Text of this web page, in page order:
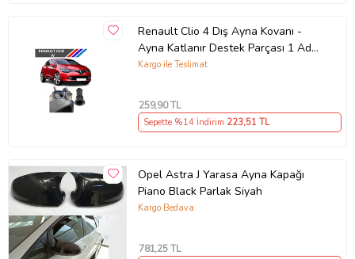
Renault Clio 4 Dış Ayna Kovanı -
Ayna Katlanır Destek Parçası 1 Adet
490307706 M3625
Kargo ile Teslimat
259,90 TL
Sepette %14 İndirim 223,51 TL
Opel Astra J Yarasa Ayna Kapağı
Piano Black Parlak Siyah
Kargo Bedava
781,25 TL